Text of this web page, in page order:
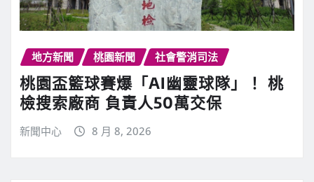
地方新聞 桃園新聞 社會警消司法
桃園盃籃球賽爆「AI幽靈球隊」！ 桃
檢搜索廠商 負責人50萬交保
新聞中心 8 月 8, 2026